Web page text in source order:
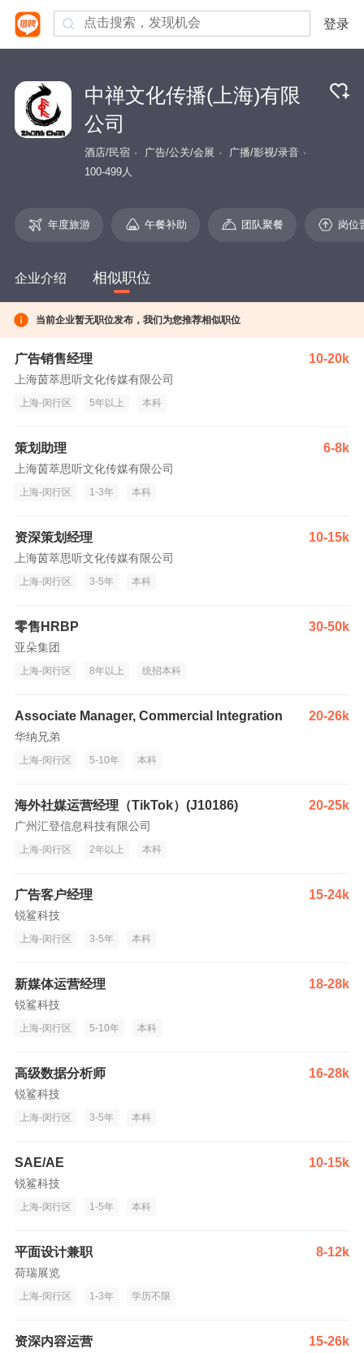
登录
中禅文化传播(上海)有限
公司
酒店/民宿 广告/公关/会展
广播/影视/录音
100-499人
年度旅游 午餐补助 团队聚餐 岗位
企业介绍 相似职位
当前企业暂无职位发布，我们为您推荐相似职位
广告销售经理 10-20k
上海茵萃思听文化传媒有限公司
上海-闵行区 5年以上 本科
策划助理 6-8k
上海茵萃思听文化传媒有限公司
上海-闵行区 1-3年 本科
资深策划经理 10-15k
上海茵萃思听文化传媒有限公司
上海-闵行区 3-5年 本科
零售HRBP 30-50k
亚朵集团
上海-闵行区 8年以上 统招本科
Associate Manager, Commercial Integration 20-26k
华纳兄弟
上海-闵行区 5-10年 本科
海外社媒运营经理（TikTok）(J10186) 20-25k
广州汇登信息科技有限公司
上海-闵行区 2年以上 本科
广告客户经理 15-24k
锐鲨科技
上海-闵行区 3-5年 本科
新媒体运营经理 18-28k
锐鲨科技
上海-闵行区 5-10年 本科
高级数据分析师 16-28k
锐鲨科技
上海-闵行区 3-5年 本科
SAE/AE 10-15k
锐鲨科技
上海-闵行区 1-5年 本科
平面设计兼职 8-12k
荷瑞展览
上海-闵行区 1-3年 学历不限
资深内容运营 15-26k